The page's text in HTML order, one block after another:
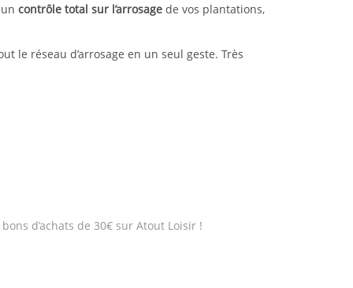
contrôle total sur l’arrosage de vos plantations,
le réseau d’arrosage en un seul geste. Très
d’achats de 30€ sur Atout Loisir !